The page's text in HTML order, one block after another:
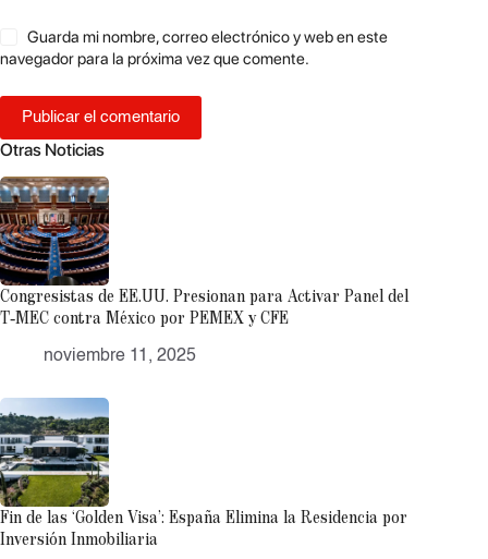
Guarda mi nombre, correo electrónico y web en este
navegador para la próxima vez que comente.
Publicar el comentario
Otras Noticias
Congresistas de EE.UU. Presionan para Activar Panel del
T‑MEC contra México por PEMEX y CFE
noviembre 11, 2025
Fin de las ‘Golden Visa’: España Elimina la Residencia por
Inversión Inmobiliaria